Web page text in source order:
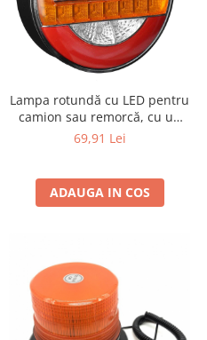
Lampa rotundă cu LED pentru
camion sau remorcă, cu un
diametru de 139 mm, 12-24V
69,91 Lei
ADAUGA IN COS